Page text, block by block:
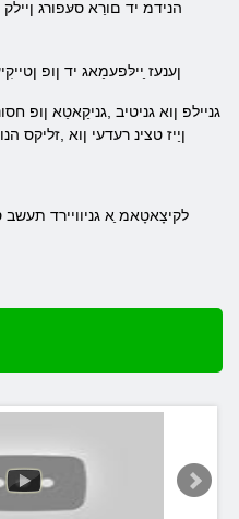
:ןענעז ַיילּפעמַאג יד ןופ
ןַייז טצינ רעדעי ןוא ,זליקס